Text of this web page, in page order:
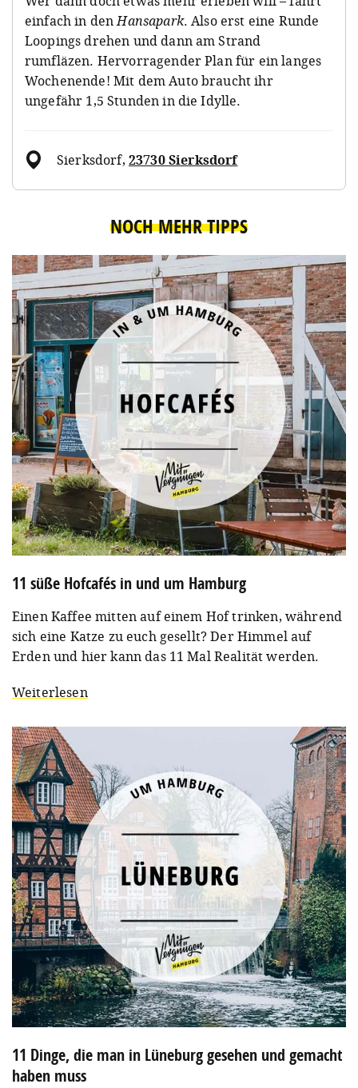
einfach in denHansapark. Also erst eine Runde
Loopings drehen und dann am Strand
rumfläzen. Hervorragender Plan für ein langes
Wochenende! Mit dem Auto braucht ihr
ungefähr 1,5 Stunden in die Idylle.
Sierksdorf, 23730 Sierksdorf
NOCH MEHR TIPPS
11 süße Hofcafés in und um Hamburg
Einen Kaffee mitten auf einem Hof trinken, während
sich eine Katze zu euch gesellt? Der Himmel auf
Erden und hier kann das 11 Mal Realität werden.
Weiterlesen
11 Dinge, die man in Lüneburg gesehen und gemacht
haben muss